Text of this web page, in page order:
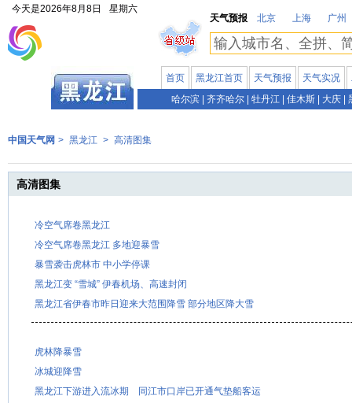
今天是2026年8月8日
星期六
天气预报
北京 上海 广州
首页 黑龙江首页 天气预报 天气实况
哈尔滨
齐齐哈尔 牡丹江 佳木斯 大庆
中国天气网 > 黑龙江 > 高清图集
高清图集
冷空气席卷黑龙江
冷空气席卷黑龙江 多地迎暴雪
暴雪袭击虎林市 中小学停课
黑龙江变 “雪城” 伊春机场、高速封闭
黑龙江省伊春市昨日迎来大范围降雪 部分地区降大雪
虎林降暴雪
冰城迎降雪
黑龙江下游进入流冰期 同江市口岸已开通气垫船客运